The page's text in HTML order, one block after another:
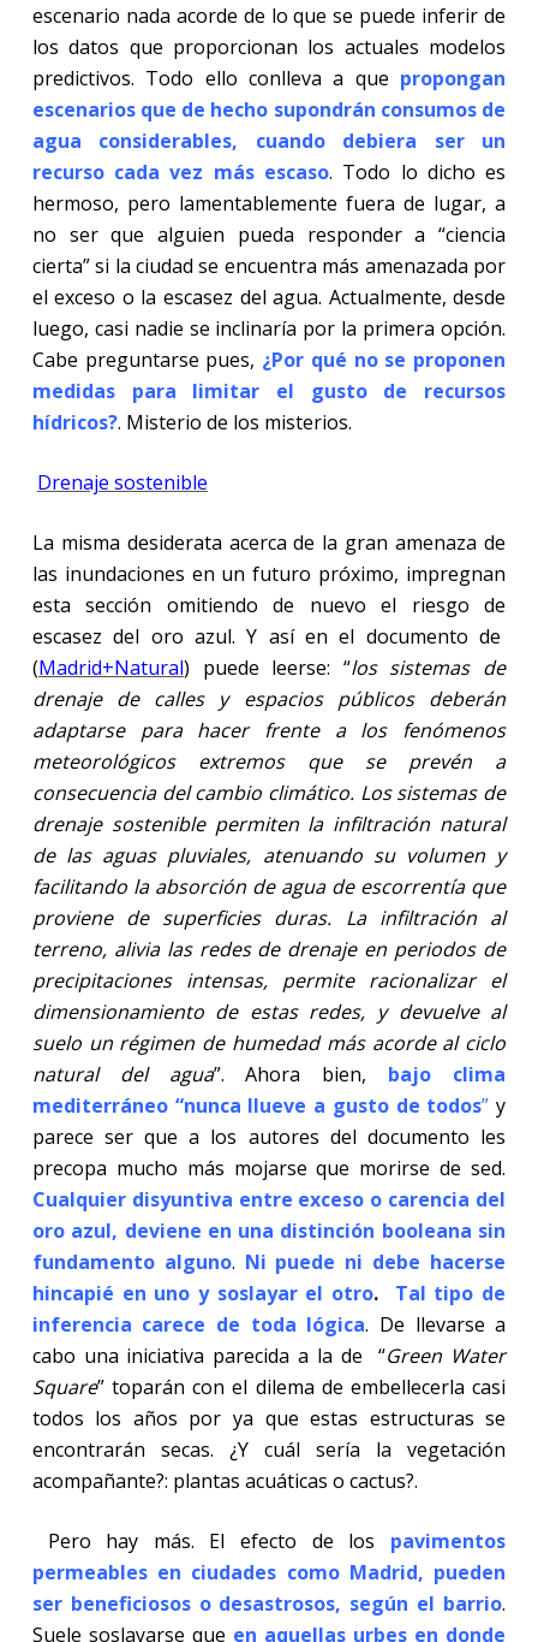
escenario nada acorde de lo que se puede inferir de
los datos que proporcionan los actuales modelos
predictivos. Todo ello conlleva a que propongan
escenarios que de hecho supondrán consumos de
agua considerables, cuando debiera ser un
recurso cada vez más escaso. Todo lo dicho es
hermoso, pero lamentablemente fuera de lugar, a
no ser que alguien pueda responder a “ciencia
cierta” si la ciudad se encuentra más amenazada por
el exceso o la escasez del agua. Actualmente, desde
luego, casi nadie se inclinaría por la primera opción.
Cabe preguntarse pues, ¿Por qué no se proponen
medidas para limitar el gusto de recursos
hídricos?. Misterio de los misterios.
Drenaje sostenible
La misma desiderata acerca de la gran amenaza de
las inundaciones en un futuro próximo, impregnan
esta sección omitiendo de nuevo el riesgo de
escasez del oro azul. Y así en el documento de
(Madrid+Natural) puede leerse: “los sistemas de
drenaje de calles y espacios públicos deberán
adaptarse para hacer frente a los fenómenos
meteorológicos extremos que se prevén a
consecuencia del cambio climático. Los sistemas de
drenaje sostenible permiten la infiltración natural
de las aguas pluviales, atenuando su volumen y
facilitando la absorción de agua de escorrentía que
proviene de superficies duras. La infiltración al
terreno, alivia las redes de drenaje en periodos de
precipitaciones intensas, permite racionalizar el
dimensionamiento de estas redes, y devuelve al
suelo un régimen de humedad más acorde al ciclo
natural del agua”. Ahora bien, bajo clima
mediterráneo “nunca llueve a gusto de todos” y
parece ser que a los autores del documento les
precopa mucho más mojarse que morirse de sed.
Cualquier disyuntiva entre exceso o carencia del
oro azul, deviene en una distinción booleana sin
fundamento alguno. Ni puede ni debe hacerse
hincapié en uno y soslayar el otro. Tal tipo de
inferencia carece de toda lógica. De llevarse a
cabo una iniciativa parecida a la de “Green Water
Square” toparán con el dilema de embellecerla casi
todos los años por ya que estas estructuras se
encontrarán secas. ¿Y cuál sería la vegetación
acompañante?: plantas acuáticas o cactus?.
Pero hay más. El efecto de los pavimentos
permeables en ciudades como Madrid, pueden
ser beneficiosos o desastrosos, según el barrio.
Suele soslayarse que en aquellas urbes en donde